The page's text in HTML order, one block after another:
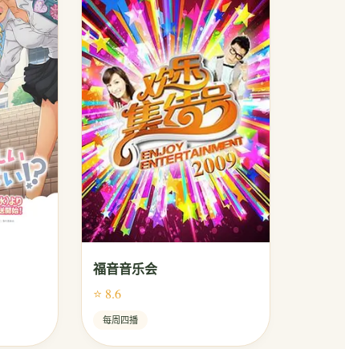
福音音乐会
⭐ 8.6
每周四播